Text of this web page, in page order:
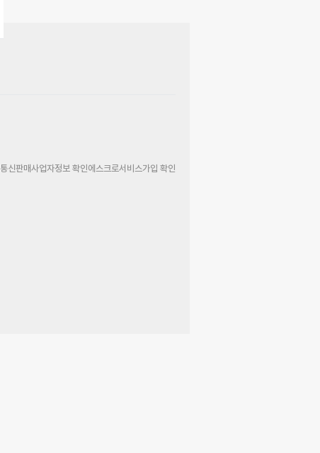
통신판매사업자정보 확인에스크로서비스가입 확인